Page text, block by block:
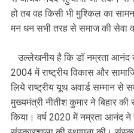
हो तब वह किसी भी मुश्किल का
मन धन सभी तरह से समाज की सेवा
उल्लेखनीय है कि डॉ नम्रता आनंद
2004 में राष्ट्रीय विकास और
लिये राष्ट्रीय यूथ अवार्ड सम्मान से
मुख्यमंत्री नीतीश कुमार ने बिहार की
किया। वर्ष 2020 में नम्रता आनंद